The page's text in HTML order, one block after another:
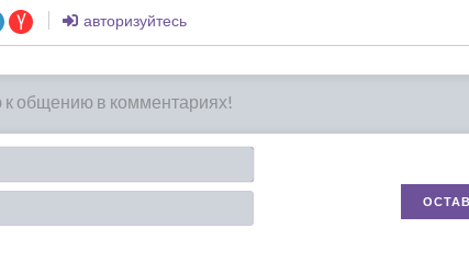
авторизуйтесь